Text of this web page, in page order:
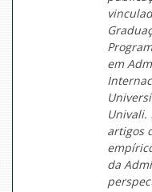
em
Univali.
artigos
da